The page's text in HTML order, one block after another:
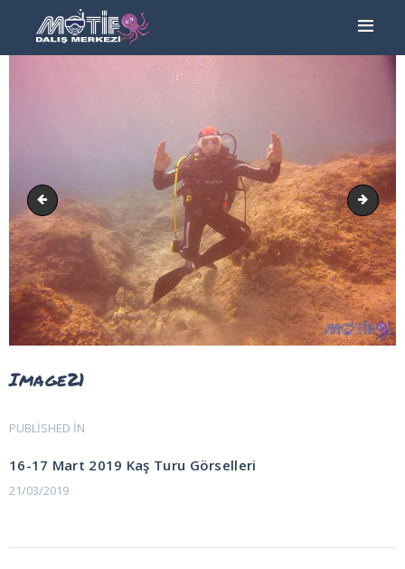
ALBÜMLERI
ÜCRETLERIMIZ
HAKKIMIZDA
İLETIŞIM
Image20
Image21
Yazı
gezinmesi
PUBLISHED IN
16-17 Mart 2019 Kaş Turu Görselleri
21/03/2019